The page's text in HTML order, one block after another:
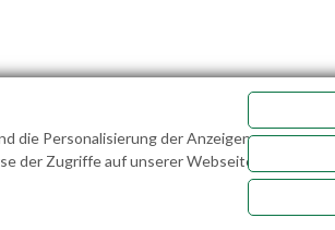
2 A-5522 St. Martin a. Tgb.
Datenschutz
die Personalisierung der Anzeigen
der Zugriffe auf unserer Webseite.